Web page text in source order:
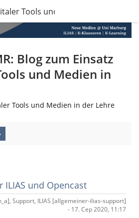
Tools und Medien in der Lehre
Blog zum Einsatz
und Medien in
Tools und Medien in der Lehre
und Opencast
Support, ILIAS [allgemeiner-ilias-support]
- 17. Сер 2020, 11:17